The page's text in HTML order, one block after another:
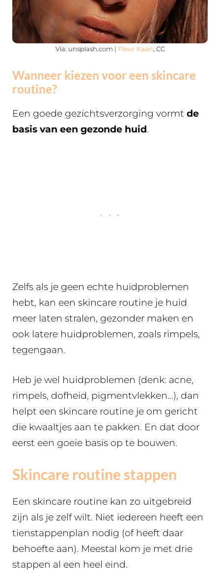
Via: unsplash.com | Fleur Kaan, CC
Wanneer kiezen voor een skincare
routine?
Een goede gezichtsverzorging vormt de
basis van een gezonde huid.
Zelfs als je geen echte huidproblemen
hebt, kan een skincare routine je huid
meer laten stralen, gezonder maken en
ook latere huidproblemen, zoals rimpels,
tegengaan.
Heb je wel huidproblemen (denk: acne,
rimpels, dofheid, pigmentvlekken…), dan
helpt een skincare routine je om gericht
die kwaaltjes aan te pakken. En dat door
eerst een goeie basis op te bouwen.
Skincare routine stappen
Een skincare routine kan zo uitgebreid
zijn als je zelf wilt. Niet iedereen heeft een
tienstappenplan nodig (of heeft daar
behoefte aan). Meestal kom je met drie
stappen al een heel eind.